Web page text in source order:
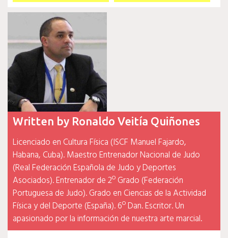
de
entradas
Written by Ronaldo Veitía Quiñones
Licenciado en Cultura Física (ISCF Manuel Fajardo,
Habana, Cuba). Maestro Entrenador Nacional de Judo
(Real Federación Española de Judo y Deportes
Asociados). Entrenador de 2º Grado (Federación
Portuguesa de Judo). Grado en Ciencias de la Actividad
Física y del Deporte (España). 6º Dan. Escritor. Un
apasionado por la información de nuestra arte marcial.